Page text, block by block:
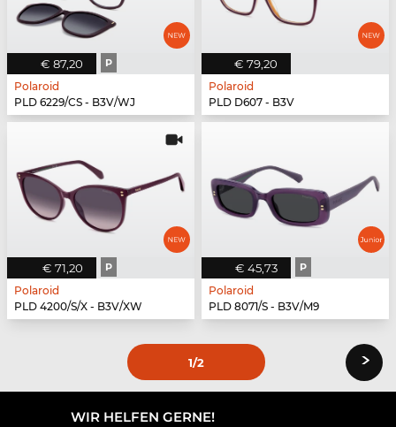
€ 87,20 P
Polaroid
PLD 6229/CS - B3V/WJ
€ 79,20
Polaroid
PLD D607 - B3V
€ 71,20 P
Polaroid
PLD 4200/S/X - B3V/XW
€ 45,73 P
Polaroid
PLD 8071/S - B3V/M9
1/2 ›
WIR HELFEN GERNE!